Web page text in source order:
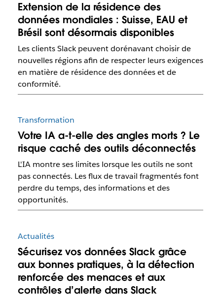
Extension de la résidence des
données mondiales : Suisse, EAU et
Brésil sont désormais disponibles
Les clients Slack peuvent dorénavant choisir de
nouvelles régions afin de respecter leurs exigences
en matière de résidence des données et de
conformité.
Transformation
Votre IA a-t-elle des angles morts ? Le
risque caché des outils déconnectés
L'IA montre ses limites lorsque les outils ne sont
pas connectés. Les flux de travail fragmentés font
perdre du temps, des informations et des
opportunités.
Actualités
Sécurisez vos données Slack grâce
aux bonnes pratiques, à la détection
renforcée des menaces et aux
contrôles d’alerte dans Slack